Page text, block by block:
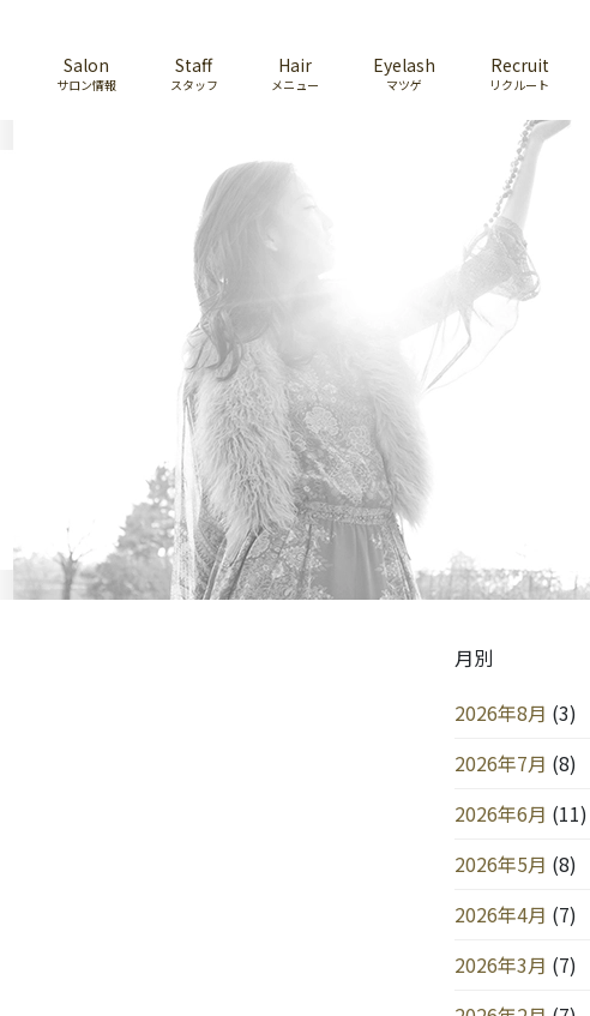
Salon
サロン情報
Staff
スタッフ
Hair
メニュー
Eyelash
マツゲ
Recruit
リクルート
月別
2026年8月 (3)
2026年7月 (8)
2026年6月 (11)
2026年5月 (8)
2026年4月 (7)
2026年3月 (7)